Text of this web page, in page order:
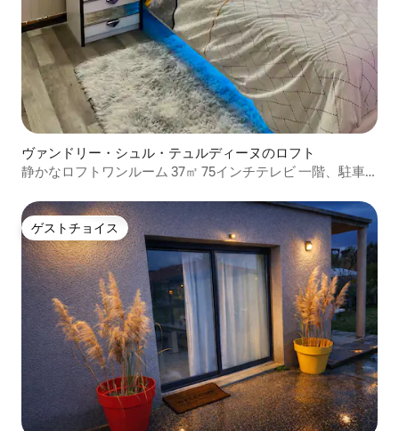
ヴァンドリー・シュル・テュルディーヌのロフト
静かなロフトワンルーム 37㎡ 75インチテレビ 一階、駐車
ゲストチョイス
ゲストチョイス